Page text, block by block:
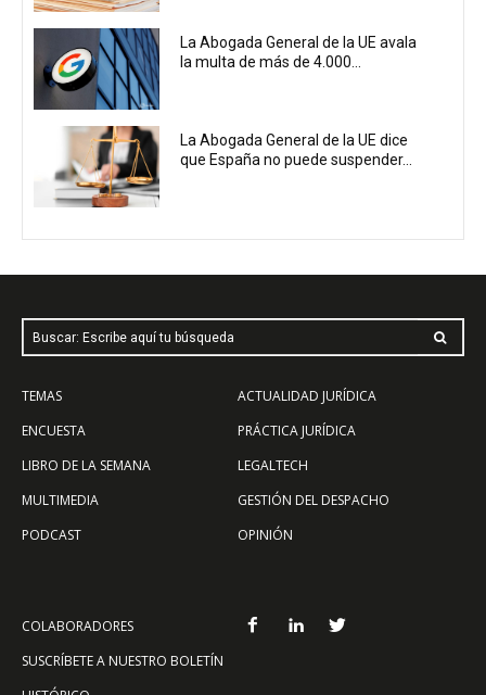
La Abogada General de la UE avala
la multa de más de 4.000...
La Abogada General de la UE dice
que España no puede suspender...
Buscar: Escribe aquí tu búsqueda
TEMAS
ENCUESTA
LIBRO DE LA SEMANA
MULTIMEDIA
PODCAST
ACTUALIDAD JURÍDICA
PRÁCTICA JURÍDICA
LEGALTECH
GESTIÓN DEL DESPACHO
OPINIÓN
COLABORADORES
SUSCRÍBETE A NUESTRO BOLETÍN